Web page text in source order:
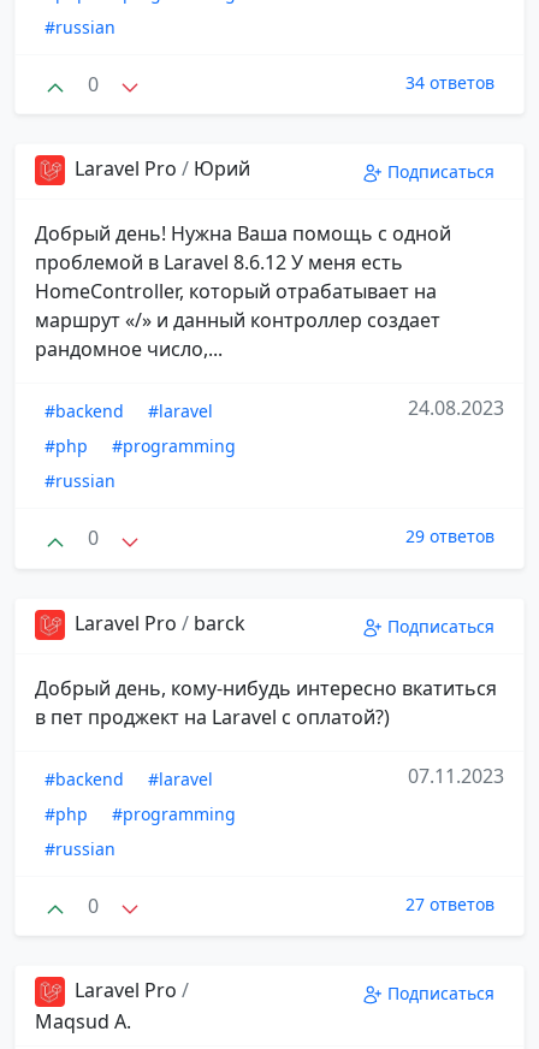
#russian
0 34 ответов
Laravel Pro / Юрий Подписаться
Добрый день! Нужна Ваша помощь с одной
проблемой в Laravel 8.6.12 У меня есть
HomeController, который отрабатывает на
маршрут «/» и данный контроллер создает
рандомное число,...
#backend
#laravel
#php
#programming
#russian
24.08.2023
0 29 ответов
Laravel Pro / barck Подписаться
Добрый день, кому-нибудь интересно вкатиться
в пет проджект на Laravel с оплатой?)
#backend
#laravel
#php
#programming
#russian
07.11.2023
0 27 ответов
Laravel Pro /
Maqsud A.
Подписаться